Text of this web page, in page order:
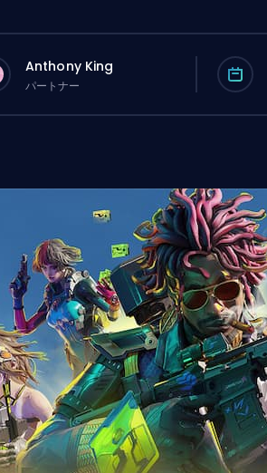
Anthony King
パートナー